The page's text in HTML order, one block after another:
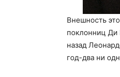
Внешность
поклонниц Ди
назад
год-два ни